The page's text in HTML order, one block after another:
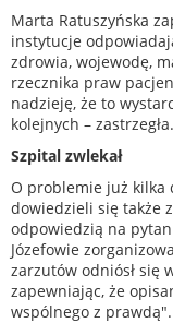
Marta Ratuszyńska
instytucje
zdrowia, wojewodę,
rzecznika praw
nadzieję, że to
kolejnych – zastrzegła.
Szpital zwlekał
O problemie już
dowiedzieli się także
odpowiedzią na
Józefowie
zarzutów odniósł się
zapewniając, że
wspólnego z prawdą".